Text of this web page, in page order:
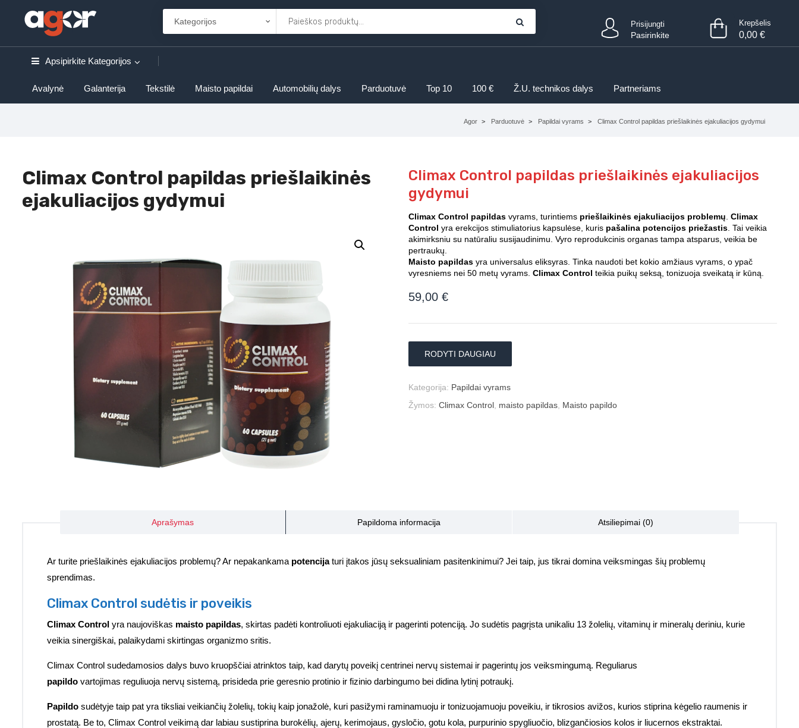
Prisijungti
Pasirinkite
Krepšelis
0,00 €
Apsipirkite Kategorijos
Avalynė Galanterija Tekstilė Maisto papildai Automobilių dalys Parduotuvė Top 10 100 € Ž.U. technikos dalys Partneriams
Agor Parduotuvė Papildai vyrams Climax Control papildas priešlaikinės ejakuliacijos gydymui
Climax Control papildas priešlaikinės
ejakuliacijos gydymui
Climax Control papildas priešlaikinės ejakuliacijos
gydymui
Climax Control papildas vyrams, turintiems priešlaikinės ejakuliacijos problemų Climax
Control yra erekcijos stimuliatorius kapsulėse, kuris pašalina potencijos priežastis . Tai veikia
akimirksniu su natūraliu susijaudinimu. Vyro reprodukcinis organas tampa atsparus, veikia be
pertraukų.
Maisto papildas yra universalus eliksyras. Tinka naudoti bet kokio amžiaus vyrams, o ypač
vyresniems nei 50 metų vyrams. Climax Control teikia puikų seksą, tonizuoja sveikatą ir kūną.
59,00 €
RODYTI DAUGIAU
Kategorija: Papildai vyrams
Žymos: Climax Control maisto papildas Maisto papildo
Aprašymas Papildoma informacija Atsiliepimai (0)
Ar turite priešlaikinės ejakuliacijos problemų? Ar nepakankama potencijaturi įtakos jūsų seksualiniam pasitenkinimui? Jei taip, jus tikrai domina veiksmingas šių problemų
sprendimas.
Climax Control sudėtis ir poveikis
Climax Control yra naujoviškas maisto papildas, skirtas padėti kontroliuoti ejakuliaciją ir pagerinti potenciją. Jo sudėtis pagrįsta unikaliu 13 žolelių, vitaminų ir mineralų deriniu, kurie
veikia sinergiškai, palaikydami skirtingas organizmo sritis.
Climax Control sudedamosios dalys buvo kruopščiai atrinktos taip, kad darytų poveikį centrinei nervų sistemai ir pagerintų jos veiksmingumą. Reguliarus
papildo vartojimas reguliuoja nervų sistemą, prisideda prie geresnio protinio ir fizinio darbingumo bei didina lytinį potraukį.
Papildo sudėtyje taip pat yra tiksliai veikiančių žolelių, tokių kaip jonažolė, kuri pasižymi raminamuoju ir tonizuojamuoju poveikiu, ir tikrosios avižos, kurios stiprina kėgelio raumenis ir
prostatą. Be to, Climax Control veikimą dar labiau sustiprina burokėlių, ajerų, kerimojaus, gysločio, gotu kola, purpurinio spygliuočio, blizgančiosios kolos ir liucernos ekstraktai.